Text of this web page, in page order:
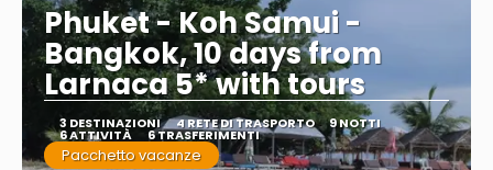
Phuket - Koh Samui -
Bangkok, 10 days from
Larnaca 5* with tours
3 DESTINAZIONI 4 RETE DI TRASPORTO 9 NOTTI
6 ATTIVITÀ 6 TRASFERIMENTI
Pacchetto vacanze